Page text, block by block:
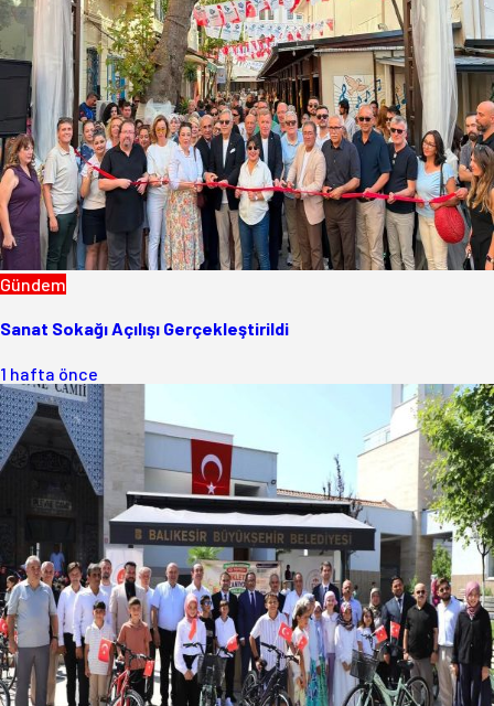
Gündem
Sanat Sokağı Açılışı Gerçekleştirildi
1 hafta önce